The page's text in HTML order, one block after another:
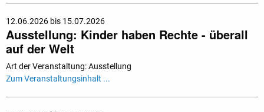
12.06.2026 bis 15.07.2026
Ausstellung: Kinder haben Rechte - überall
auf der Welt
Art der Veranstaltung: Ausstellung
Zum Veranstaltungsinhalt ...